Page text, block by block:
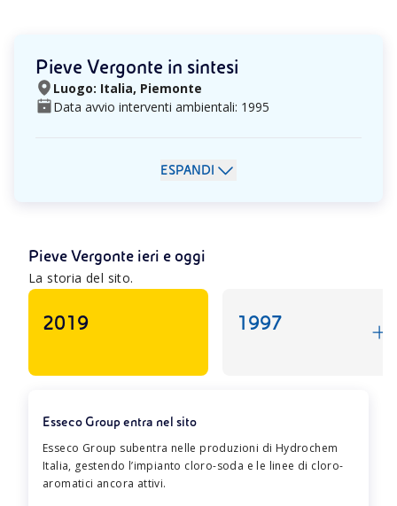
Pieve Vergonte in sintesi
Luogo: Italia, Piemonte
Data avvio interventi ambientali: 1995
ESPANDI
Pieve Vergonte ieri e oggi
La storia del sito.
2019 1997
Esseco Group entra nel sito
Esseco Group subentra nelle produzioni di Hydrochem
Italia, gestendo l’impianto cloro-soda e le linee di cloro-
aromatici ancora attivi.